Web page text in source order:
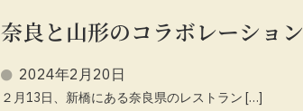
奈良と山形のコラボレーション
2024年2月20日
２月13日、新橋にある奈良県のレストラン […]